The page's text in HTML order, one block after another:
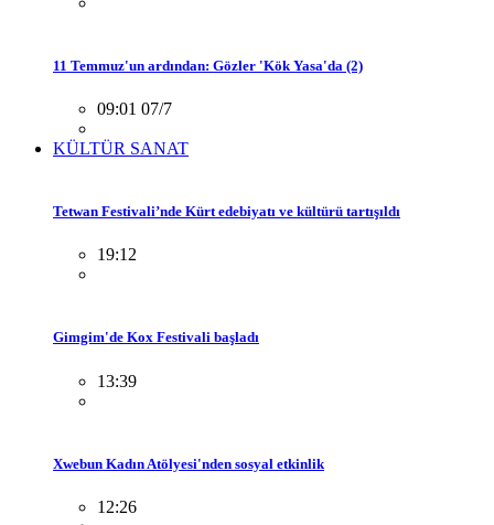
11 Temmuz'un ardından: Gözler 'Kök Yasa'da (2)
09:01 07/7
KÜLTÜR SANAT
Tetwan Festivali’nde Kürt edebiyatı ve kültürü tartışıldı
19:12
Gimgim'de Kox Festivali başladı
13:39
Xwebun Kadın Atölyesi'nden sosyal etkinlik
12:26